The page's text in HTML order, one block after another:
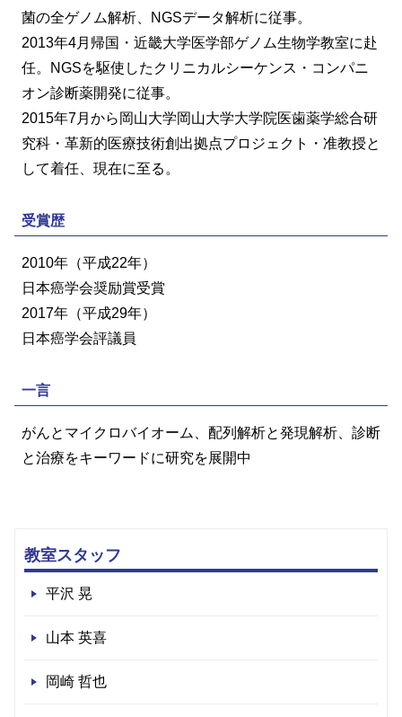
菌の全ゲノム解析、NGSデータ解析に従事。
2013年4月帰国・近畿大学医学部ゲノム生物学教室に赴
任。NGSを駆使したクリニカルシーケンス・コンパニ
オン診断薬開発に従事。
2015年7月から岡山大学岡山大学大学院医歯薬学総合研
究科・革新的医療技術創出拠点プロジェクト・准教授と
して着任、現在に至る。
受賞歴
2010年（平成22年）
日本癌学会奨励賞受賞
2017年（平成29年）
日本癌学会評議員
一言
がんとマイクロバイオーム、配列解析と発現解析、診断
と治療をキーワードに研究を展開中
教室スタッフ
平沢 晃
山本 英喜
岡崎 哲也